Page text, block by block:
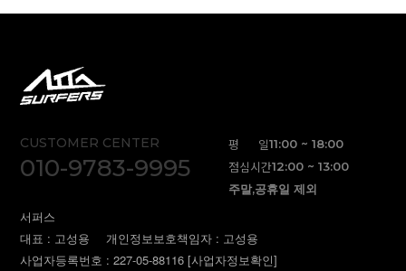
CUSTOMER CENTER
010-9783-9995
평 일11:00 ~ 18:00
점심시간12:00 ~ 13:00
주말,공휴일 제외
서퍼스
대표 : 고성용
개인정보보호책임자 : 고성용
사업자등록번호 : 227-05-88116[사업자정보확인]